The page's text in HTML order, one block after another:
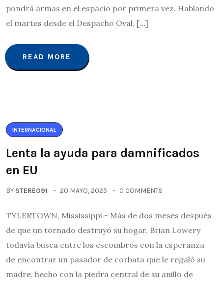
pondrá armas en el espacio por primera vez. Hablando
el martes desde el Despacho Oval, […]
READ MORE
INTERNACIONAL
Lenta la ayuda para damnificados
en EU
BY STEREO91 20 MAYO, 2025 0 COMMENTS
TYLERTOWN, Mississippi.- Más de dos meses después
de que un tornado destruyó su hogar, Brian Lowery
todavía busca entre los escombros con la esperanza
de encontrar un pasador de corbata que le regaló su
madre, hecho con la piedra central de su anillo de